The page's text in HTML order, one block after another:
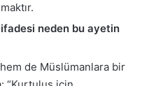
neden bu ayetin
de Müslümanlara bir